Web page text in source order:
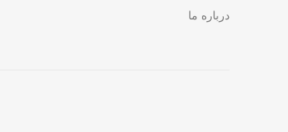
درباره ما